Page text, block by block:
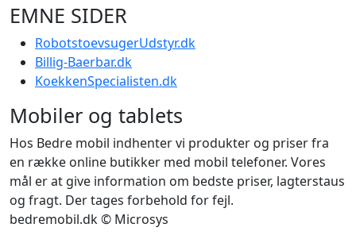
EMNE SIDER
RobotstoevsugerUdstyr.dk
Billig-Baerbar.dk
KoekkenSpecialisten.dk
Mobiler og tablets
Hos Bedre mobil indhenter vi produkter og priser fra
en række online butikker med mobil telefoner. Vores
mål er at give information om bedste priser, lagterstaus
og fragt. Der tages forbehold for fejl.
bedremobil.dk © Microsys